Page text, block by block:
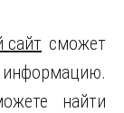
сайт сможет
информацию.
найти